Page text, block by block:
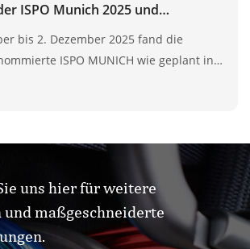
ISPO Munich 2025 und
sein Engagement für den
Ausrüstungsmarkt.
bis 2. Dezember 2025 fand die
ISPO MUNICH wie geplant in
uns hier für weitere
maßgeschneiderte